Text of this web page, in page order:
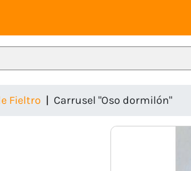
Fieltro Carrusel "Oso dormilón"